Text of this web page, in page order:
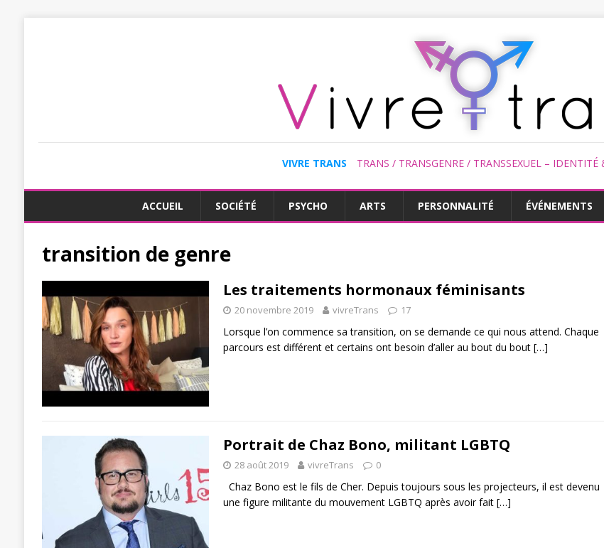
VIVRE TRANS TRANS / TRANSGENRE / TRANSSEXUEL – IDENTITÉ
ACCUEIL SOCIÉTÉ PSYCHO ARTS PERSONNALITÉ ÉVÉNEMENTS
transition de genre
Les traitements hormonaux féminisants
20 novembre 2019 vivreTrans 17
Lorsque l’on commence sa transition, on se demande ce qui nous attend. Chaque
parcours est différent et certains ont besoin d’aller au bout du bout […]
Portrait de Chaz Bono, militant LGBTQ
28 août 2019 vivreTrans 0
Chaz Bono est le fils de Cher. Depuis toujours sous les projecteurs, il est devenu
une figure militante du mouvement LGBTQ après avoir fait […]